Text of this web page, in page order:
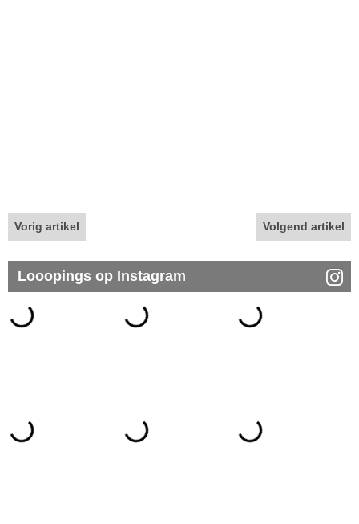
Vorig artikel Volgend artikel
Looopings op Instagram